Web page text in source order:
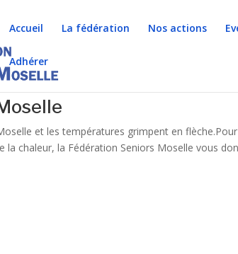
Accueil La fédération Nos actions
Adhérer
et les températures grimpent en
la chaleur, la Fédération Seniors Moselle vous